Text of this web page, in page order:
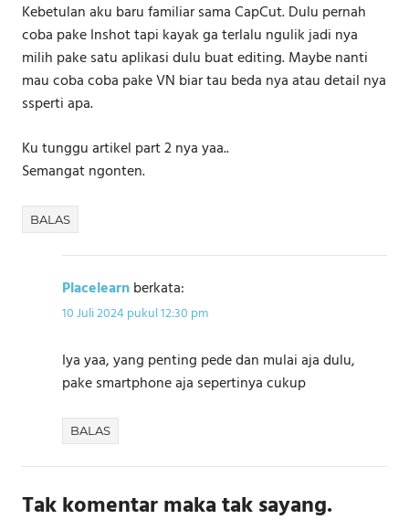
Kebetulan aku baru familiar sama CapCut. Dulu pernah
coba pake Inshot tapi kayak ga terlalu ngulik jadi nya
milih pake satu aplikasi dulu buat editing. Maybe nanti
mau coba coba pake VN biar tau beda nya atau detail nya
ssperti apa.
Ku tunggu artikel part 2 nya yaa..
Semangat ngonten.
BALAS
Placelearnberkata:
10 Juli 2024 pukul 12:30 pm
Iya yaa, yang penting pede dan mulai aja dulu,
pake smartphone aja sepertinya cukup
BALAS
Tak komentar maka tak sayang.